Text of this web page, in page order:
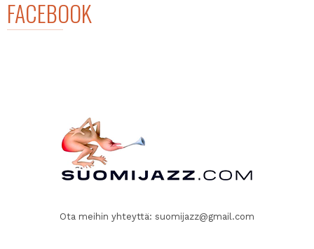
FACEBOOK
Ota meihin yhteyttä: suomijazz@gmail.com